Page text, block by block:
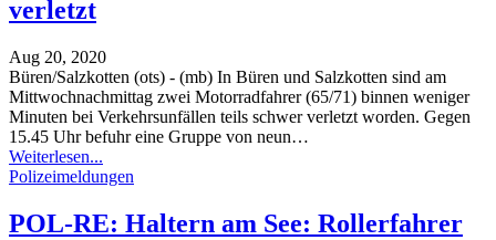
verletzt
Aug 20, 2020
Büren/Salzkotten (ots) - (mb) In Büren und Salzkotten sind am
Mittwochnachmittag zwei Motorradfahrer (65/71) binnen weniger
Minuten bei Verkehrsunfällen teils schwer verletzt worden. Gegen
15.45 Uhr befuhr eine Gruppe von neun…
Weiterlesen...
Polizeimeldungen
POL-RE: Haltern am See: Rollerfahrer